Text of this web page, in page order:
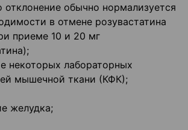
отклонение обычно нормализуется
в отмене розувастатина
приеме 10 и 20 мг
некоторых лабораторных
мышечной ткани (КФК);
желудка;